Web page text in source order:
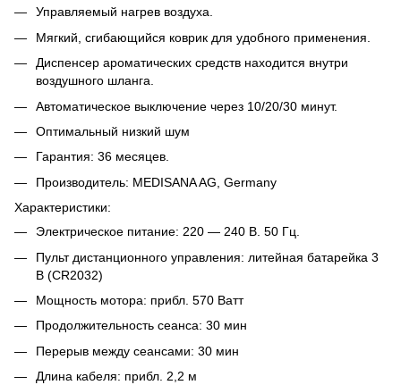
Управляемый нагрев воздуха.
Мягкий, сгибающийся коврик для удобного применения.
Диспенсер ароматических средств находится внутри
воздушного шланга.
Автоматическое выключение через 10/20/30 минут.
Оптимальный низкий шум
Гарантия: 36 месяцев.
Производитель: MEDISANA AG, Germany
Характеристики:
Электрическое питание: 220 — 240 В. 50 Гц.
Пульт дистанционного управления: литейная батарейка 3
В (CR2032)
Мощность мотора: прибл. 570 Ватт
Продолжительность сеанса: 30 мин
Перерыв между сеансами: 30 мин
Длина кабеля: прибл. 2,2 м